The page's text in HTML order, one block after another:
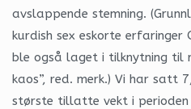
avslappende stemning.
kurdish sex eskorte erfaringer
ble også laget i tilknytning til
kaos”, red. merk.) Vi har satt
største tillatte vekt i perioden